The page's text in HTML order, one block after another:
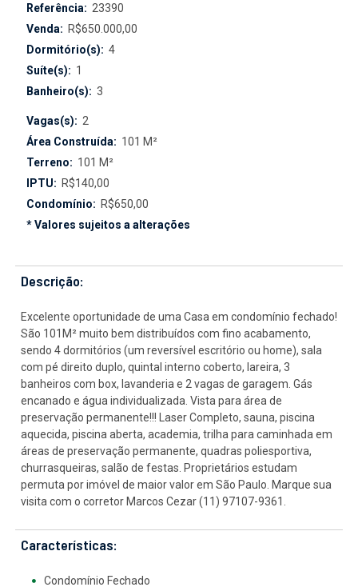
Referência: 23390
Venda: R$650.000,00
Dormitório(s): 4
Suíte(s): 1
Banheiro(s): 3
Vagas(s): 2
Área Construída: 101 M²
Terreno: 101 M²
IPTU: R$140,00
Condomínio: R$650,00
* Valores sujeitos a alterações
Descrição:
Excelente oportunidade de uma Casa em condomínio fechado!
São 101M² muito bem distribuídos com fino acabamento,
sendo 4 dormitórios (um reversível escritório ou home), sala
com pé direito duplo, quintal interno coberto, lareira, 3
banheiros com box, lavanderia e 2 vagas de garagem. Gás
encanado e água individualizada. Vista para área de
preservação permanente!!! Laser Completo, sauna, piscina
aquecida, piscina aberta, academia, trilha para caminhada em
áreas de preservação permanente, quadras poliesportiva,
churrasqueiras, salão de festas. Proprietários estudam
permuta por imóvel de maior valor em São Paulo. Marque sua
visita com o corretor Marcos Cezar (11) 97107-9361.
Características:
Condomínio Fechado